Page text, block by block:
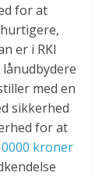
for at
er i RKI
lånudbydere
med en
sikkerhed
for at
kroner